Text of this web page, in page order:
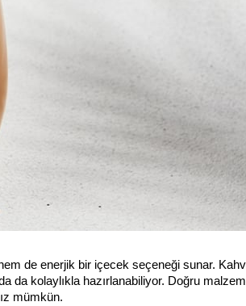
de enerjik bir içecek seçeneği sunar.
da kolaylıkla hazırlanabiliyor. Doğru
mümkün.